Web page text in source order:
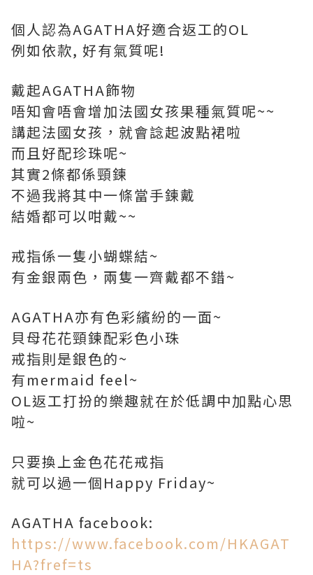
個人認為AGATHA好適合返工的OL
例如依款, 好有氣質呢!
戴起AGATHA飾物
唔知會唔會增加法國女孩果種氣質呢~~
講起法國女孩，就會諗起波點裙啦
而且好配珍珠呢~
其實2條都係頸鍊
不過我將其中一條當手鍊戴
結婚都可以咁戴~~
戒指係一隻小蝴蝶結~
有金銀兩色，兩隻一齊戴都不錯~
AGATHA亦有色彩繽紛的一面~
貝母花花頸鍊配彩色小珠
戒指則是銀色的~
有mermaid feel~
OL返工打扮的樂趣就在於低調中加點心思
啦~
只要換上金色花花戒指
就可以過一個Happy Friday~
AGATHA facebook:
https://www.facebook.com/HKAGAT
HA?fref=ts